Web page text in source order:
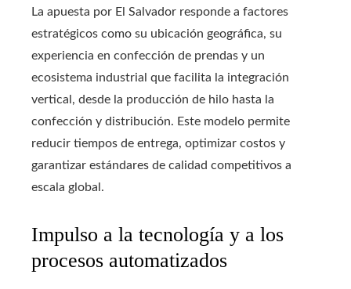
La apuesta por El Salvador responde a factores
estratégicos como su ubicación geográfica, su
experiencia en confección de prendas y un
ecosistema industrial que facilita la integración
vertical, desde la producción de hilo hasta la
confección y distribución. Este modelo permite
reducir tiempos de entrega, optimizar costos y
garantizar estándares de calidad competitivos a
escala global.
Impulso a la tecnología y a los
procesos automatizados